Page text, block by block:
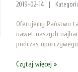
2019-02-14
Oferujemy Państwu
nawet naszych
podczas
Czytaj więcej »